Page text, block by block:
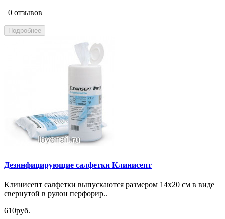
0 отзывов
Подробнее
Дезинфицирующие салфетки Клинисепт
Клинисепт салфетки выпускаются размером 14x20 см в виде
свернутой в рулон перфорир..
610руб.